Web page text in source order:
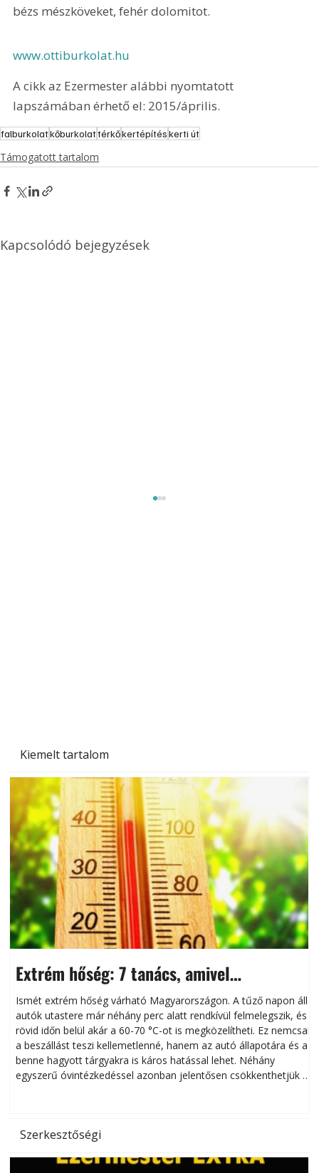
Kiemelt tartalom
Extrém hőség: 7 tanács, amivel
megóvhatjuk autónkat a nyári károktól
Ismét extrém hőség várható Magyarországon. A tűző napon álló
autók utastere már néhány perc alatt rendkívül felmelegszik, és
rövid időn belül akár a 60-70 °C-ot is megközelítheti. Ez nemcsak
a beszállást teszi kellemetlenné, hanem az autó állapotára és a
benne hagyott tárgyakra is káros hatással lehet. Néhány
egyszerű óvintézkedéssel azonban jelentősen csökkenthetjük a
Szerkesztőségi
bézs mészköveket, fehér dolomitot.
www.ottiburkolat.hu
A cikk az Ezermester alábbi nyomtatott
lapszámában érhető el: 2015/április.
falburkolatkőburkolattérkőkertépítéskerti út
Támogatott tartalom
Kapcsolódó bejegyzések